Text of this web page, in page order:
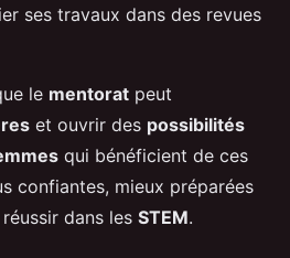
ses travaux dans des revues
le mentorat peut
et ouvrir des possibilités
qui bénéficient de ces
confiantes, mieux préparées
dans les STEM.